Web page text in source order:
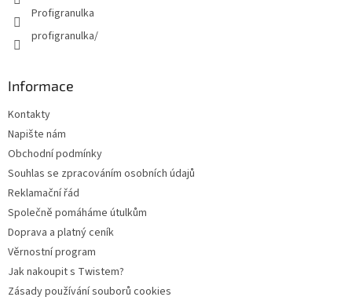
Profigranulka
profigranulka/
Informace
Kontakty
Napište nám
Obchodní podmínky
Souhlas se zpracováním osobních údajů
Reklamační řád
Společně pomáháme útulkům
Doprava a platný ceník
Věrnostní program
Jak nakoupit s Twistem?
Zásady používání souborů cookies